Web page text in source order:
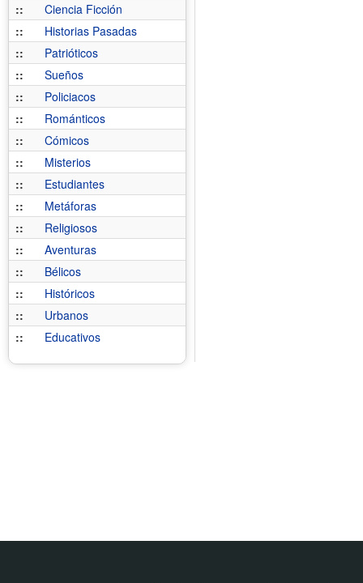
::
Ciencia Ficción
::
Historias Pasadas
::
Patrióticos
::
Sueños
::
Policiacos
::
Románticos
::
Cómicos
::
Misterios
::
Estudiantes
::
Metáforas
::
Religiosos
::
Aventuras
::
Bélicos
::
Históricos
::
Urbanos
::
Educativos